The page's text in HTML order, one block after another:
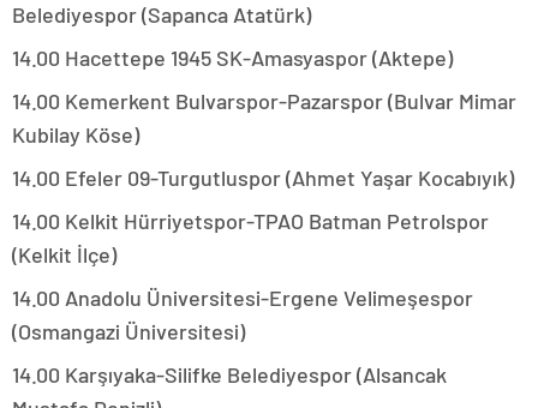
Belediyespor (Sapanca Atatürk)
14.00 Hacettepe 1945 SK-Amasyaspor (Aktepe)
14.00 Kemerkent Bulvarspor-Pazarspor (Bulvar Mimar
Kubilay Köse)
14.00 Efeler 09-Turgutluspor (Ahmet Yaşar Kocabıyık)
14.00 Kelkit Hürriyetspor-TPAO Batman Petrolspor
(Kelkit İlçe)
14.00 Anadolu Üniversitesi-Ergene Velimeşespor
(Osmangazi Üniversitesi)
14.00 Karşıyaka-Silifke Belediyespor (Alsancak